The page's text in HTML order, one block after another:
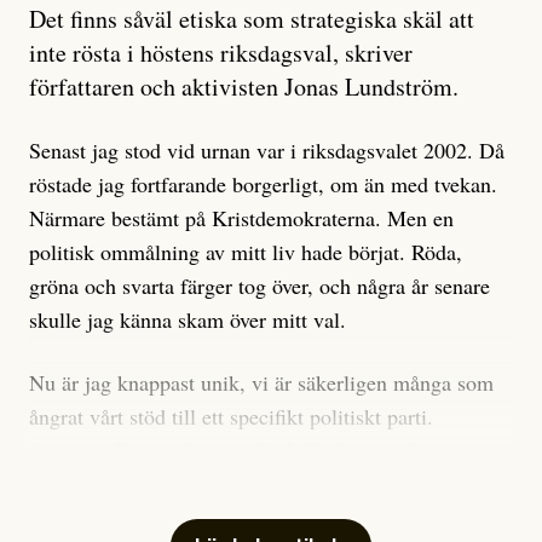
Artikeln undersöker inte, som ETC påstår, ”vad som
är sant, vad som är rykten”, utan den bidrar bara till
ännu mer ryktesspridning. Det finns inte ett enda bevis
misstänkta personen är en infiltratör. Det som läsaren
får veta är att personen har ändrat sina politiska åsikter
under åren, att den har raderat tidigare innehåll på sina
sociala medier, att artikelns författare inte förstår sig
på personens ekonomi och att det tydligen finns
anonyma röster inom rörelsen som säger saker som
anses vara anledningar att titta närmare på personen,
men ingenting av detta är tillräckligt för att hänga ut
inom palestinarörelsen.
Det finns såväl etiska som strategiska skäl att
inte rösta i höstens riksdagsval, skriver
författaren och aktivisten Jonas Lundström.
Senast jag stod vid urnan var i riksdagsvalet 2002. Då
röstade jag fortfarande borgerligt, om än med tvekan.
Närmare bestämt på Kristdemokraterna. Men en
politisk ommålning av mitt liv hade börjat. Röda,
gröna och svarta färger tog över, och några år senare
skulle jag känna skam över mitt val.
Nu är jag knappast unik, vi är säkerligen många som
ångrat vårt stöd till ett specifikt politiskt parti.